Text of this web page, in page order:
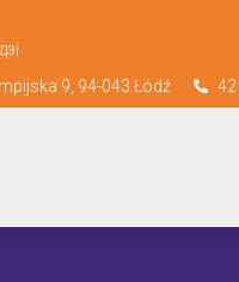
9, 94-043 Łódź 42